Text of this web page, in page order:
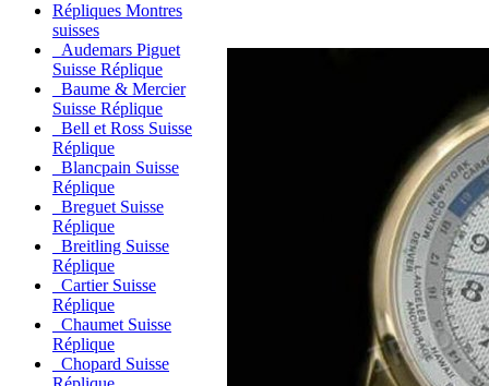
Répliques Montres
suisses
Audemars Piguet
Suisse Réplique
Baume & Mercier
Suisse Réplique
Bell et Ross Suisse
Réplique
Blancpain Suisse
Réplique
Breguet Suisse
Réplique
Breitling Suisse
Réplique
Cartier Suisse
Réplique
Chaumet Suisse
Réplique
Chopard Suisse